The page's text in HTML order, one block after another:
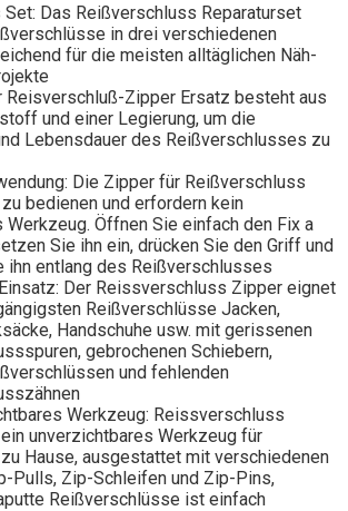
Das Reißverschluss Reparaturset
in drei verschiedenen
für die meisten alltäglichen Näh-
Reisverschluß-Zipper Ersatz besteht aus
und einer Legierung, um die
Lebensdauer des Reißverschlusses zu
Die Zipper für Reißverschluss
bedienen und erfordern kein
Öffnen Sie einfach den Fix a
Sie ihn ein, drücken Sie den Griff und
ihn entlang des Reißverschlusses
Der Reissverschluss Zipper eignet
Reißverschlüsse Jacken,
Handschuhe usw. mit gerissenen
gebrochenen Schiebern,
und fehlenden
Werkzeug: Reissverschluss
unverzichtbares Werkzeug für
Hause, ausgestattet mit verschiedenen
Pulls, Zip-Schleifen und Zip-Pins,
Reißverschlüsse ist einfach